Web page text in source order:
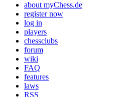
about myChess.de
register now
log in
players
chessclubs
forum
wiki
FAQ
features
laws
RSS